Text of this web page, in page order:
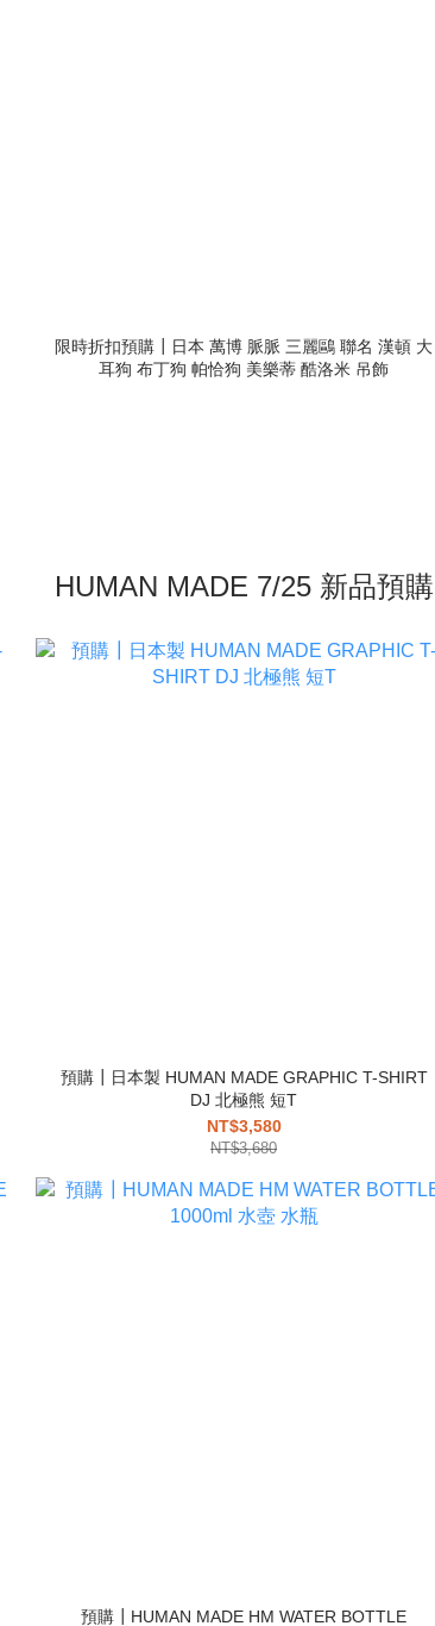
限時折扣預購┃日本 萬博 脈脈 三麗鷗 聯名 漢頓 大
耳狗 布丁狗 帕恰狗 美樂蒂 酷洛米 吊飾
HUMAN MADE 7/25 新品預購
預購┃日本製 HUMAN MADE GRAPHIC T-SHIRT
DJ 北極熊 短T
NT$3,580
NT$3,680
預購┃HUMAN MADE HM WATER BOTTLE